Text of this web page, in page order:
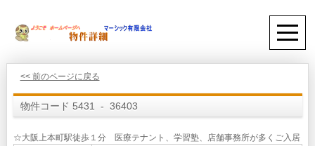
<< 前のページに戻る
物件コード 5431 - 36403
☆大阪上本町駅徒歩１分 医療テナント、学習塾、店舗事務所が多くご入居